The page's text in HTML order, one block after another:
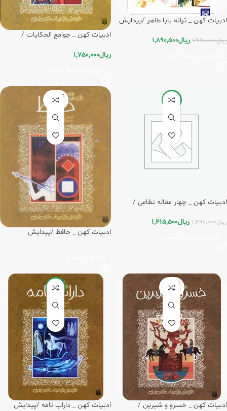
ادبیات کهن _ ترانه بابا طاهر /پیدایش
ریال1,990,000 ریال1,890,500
ادبیات کهن _ جوامع الحکایات /
ریال1,750,000
-5%
ادبیات کهن _ چهار مقاله نظامی /
ریال1,490,000 ریال1,415,500
تمام شد
ه
ادبیات کهن _ حافظ /پیدایش
تمام شد
ه
ادبیات کهن _ خسرو و شیرین /
-5%
ادبیات کهن _ داراب نامه /پیدایش